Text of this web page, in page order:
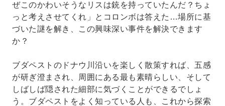
ぜこのかわいそうなリスは銃を持っていたんだ？ちょ
っと考えさせてくれ」とコロンボは答えた…場所に基
づいた謎を解き、この興味深い事件を解決できます
か？
ブダペストのドナウ川沿いを楽しく散策すれば、五感
が研ぎ澄まされ、周囲にある最も素晴らしい、そして
しばしば隠された細部に気づくことができるでしょ
う。ブダペストをよく知っている人も、これから探索